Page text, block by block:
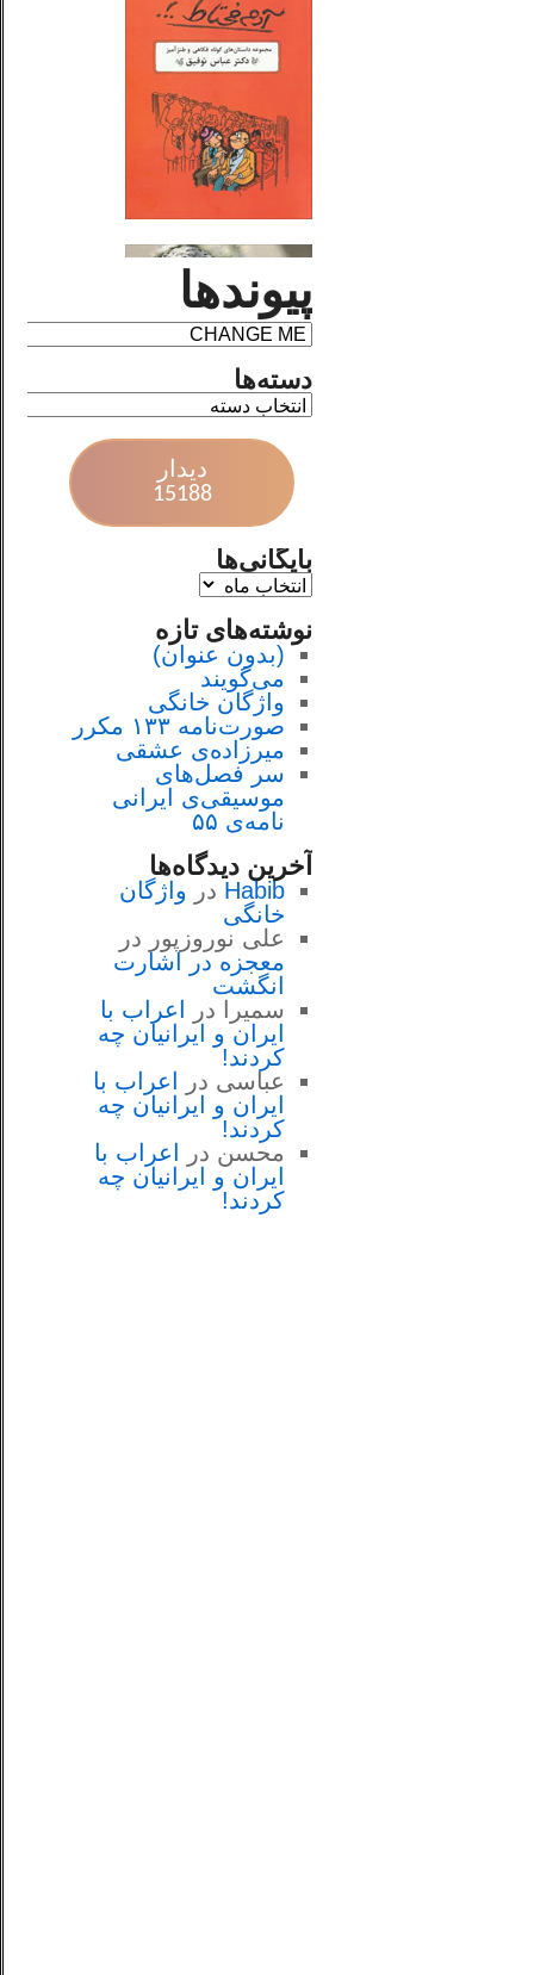
پیوندها
دسته‌ها
دیدار
15188
بایگانی‌ها
نوشته‌های تازه
(بدون عنوان)
می‌گویند
واژگان خانگی
صورت‌نامه ۱۳۳ مکرر
میرزاده‌ی عشقی
سر فصل‌هاى
موسيقى‌ی ايرانى
نامه‌ی ۵۵
آخرین دیدگاه‌ها
Habib در واژگان
خانگی
علی نوروزپور در
معجزه در اشارت
انگشت
سمیرا
در
اعراب با
ايران و ايرانيان چه
كردند!
عباسی در
اعراب با
ايران و ايرانيان چه
كردند!
محسن در
اعراب با
ايران و ايرانيان چه
كردند!